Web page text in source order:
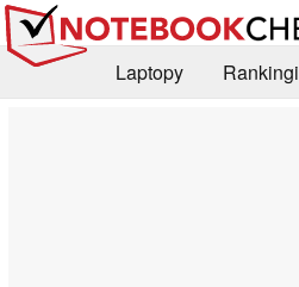
Laptopy Rankingi